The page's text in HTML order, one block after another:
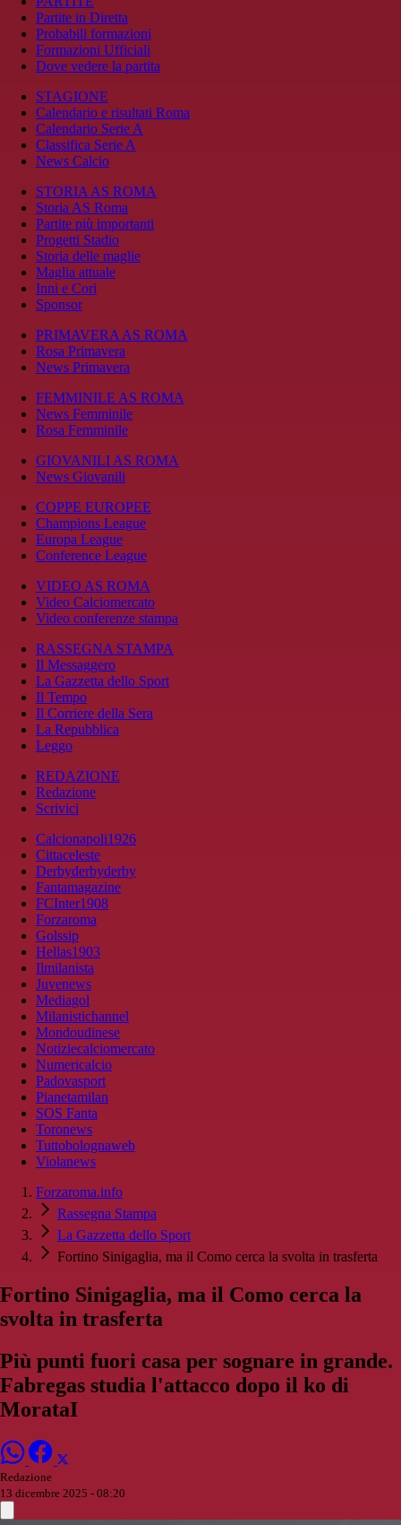
Partite in Diretta
Probabili formazioni
Formazioni Ufficiali
Dove vedere la partita
STAGIONE
Calendario e risultati Roma
Calendario Serie A
Classifica Serie A
News Calcio
STORIA AS ROMA
Storia AS Roma
Partite più importanti
Progetti Stadio
Storia delle maglie
Maglia attuale
Inni e Cori
Sponsor
PRIMAVERA AS ROMA
Rosa Primavera
News Primavera
FEMMINILE AS ROMA
News Femminile
Rosa Femminile
GIOVANILI AS ROMA
News Giovanili
COPPE EUROPEE
Champions League
Europa League
Conference League
VIDEO AS ROMA
Video Calciomercato
Video conferenze stampa
RASSEGNA STAMPA
Il Messaggero
La Gazzetta dello Sport
Il Tempo
Il Corriere della Sera
La Repubblica
Leggo
REDAZIONE
Redazione
Scrivici
Calcionapoli1926
Cittaceleste
Derbyderbyderby
Fantamagazine
FCInter1908
Forzaroma
Golssip
Hellas1903
Ilmilanista
Juvenews
Mediagol
Milanistichannel
Mondoudinese
Notiziecalciomercato
Numericalcio
Padovasport
Pianetamilan
SOS Fanta
Toronews
Tuttobolognaweb
Violanews
Forzaroma.info
Rassegna Stampa
La Gazzetta dello Sport
Fortino Sinigaglia, ma il Como cerca la svolta in trasferta
Fortino Sinigaglia, ma il Como cerca la
svolta in trasferta
Più punti fuori casa per sognare in grande.
Fabregas studia l'attacco dopo il ko di
MorataI
Redazione
13 dicembre 2025 - 08:20